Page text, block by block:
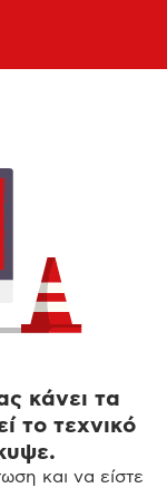
κάνει τα
το τεχνικό
και να είστε